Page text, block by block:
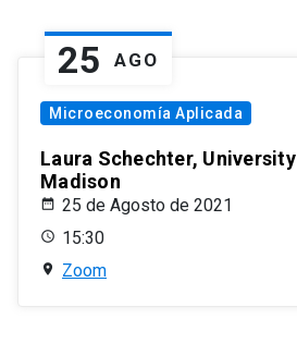
25 AGO
Microeconomía Aplicada
Laura Schechter,
Madison
25 de Agosto de 2021
15:30
Zoom